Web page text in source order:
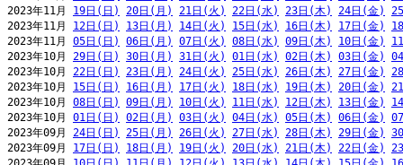
2023年11月 19日(日) 20日(月) 21日(火) 22日(水) 23日(木) 24日(金)
2023年11月 12日(日) 13日(月) 14日(火) 15日(水) 16日(木) 17日(金)
2023年11月 05日(日) 06日(月) 07日(火) 08日(水) 09日(木) 10日(金)
2023年10月 29日(日) 30日(月) 31日(火) 01日(水) 02日(木) 03日(金)
2023年10月 22日(日) 23日(月) 24日(火) 25日(水) 26日(木) 27日(金)
2023年10月 15日(日) 16日(月) 17日(火) 18日(水) 19日(木) 20日(金)
2023年10月 08日(日) 09日(月) 10日(火) 11日(水) 12日(木) 13日(金)
2023年10月 01日(日) 02日(月) 03日(火) 04日(水) 05日(木) 06日(金)
2023年09月 24日(日) 25日(月) 26日(火) 27日(水) 28日(木) 29日(金)
2023年09月 17日(日) 18日(月) 19日(火) 20日(水) 21日(木) 22日(金)